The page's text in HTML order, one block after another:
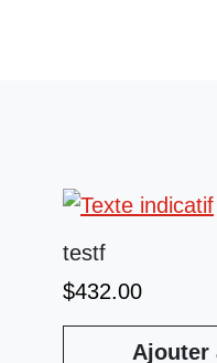
testf
$432.00
Ajouter